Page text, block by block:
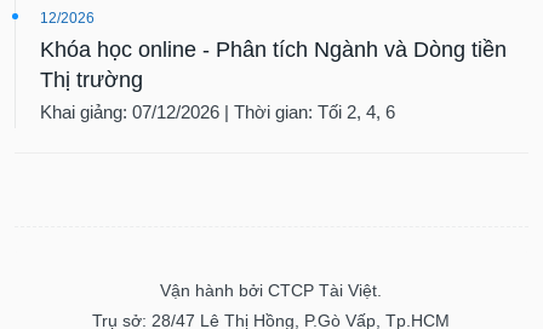
12/2026
Khóa học online - Phân tích Ngành và Dòng tiền
Thị trường
Khai giảng: 07/12/2026 | Thời gian: Tối 2, 4, 6
Vận hành bởi CTCP Tài Việt.
Trụ sở: 28/47 Lê Thị Hồng, P.Gò Vấp, Tp.HCM